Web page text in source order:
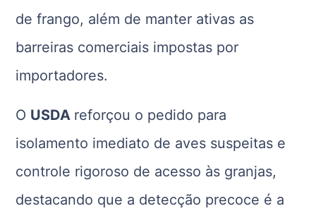
de frango, além de manter ativas as
barreiras comerciais impostas por
importadores.
O USDA reforçou o pedido para
isolamento imediato de aves suspeitas e
controle rigoroso de acesso às granjas,
destacando que a detecção precoce é a